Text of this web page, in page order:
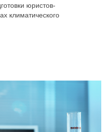
юристов-
климатического